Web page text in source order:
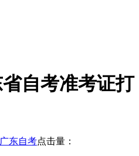
自考准考证打
广东自考点击量：